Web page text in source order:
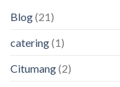
Blog(21)
catering(1)
Citumang(2)